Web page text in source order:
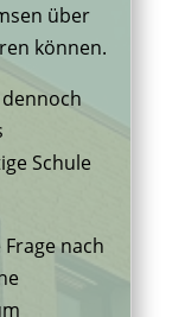
über
können.
Schule
nach